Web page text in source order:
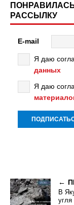
РАССЫЛКУ
E-mail
Я даю
данных
Я даю
В
угля